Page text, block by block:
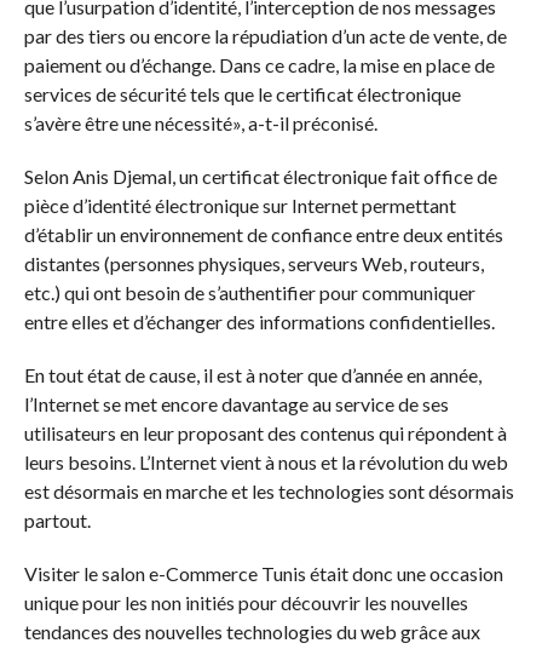
que l’usurpation d’identité, l’interception de nos messages
par des tiers ou encore la répudiation d’un acte de vente, de
paiement ou d’échange. Dans ce cadre, la mise en place de
services de sécurité tels que le certificat électronique
s’avère être une nécessité», a-t-il préconisé.
Selon Anis Djemal, un certificat électronique fait office de
pièce d’identité électronique sur Internet permettant
d’établir un environnement de confiance entre deux entités
distantes (personnes physiques, serveurs Web, routeurs,
etc.) qui ont besoin de s’authentifier pour communiquer
entre elles et d’échanger des informations confidentielles.
En tout état de cause, il est à noter que d’année en année,
l’Internet se met encore davantage au service de ses
utilisateurs en leur proposant des contenus qui répondent à
leurs besoins. L’Internet vient à nous et la révolution du web
est désormais en marche et les technologies sont désormais
partout.
Visiter le salon e-Commerce Tunis était donc une occasion
unique pour les non initiés pour découvrir les nouvelles
tendances des nouvelles technologies du web grâce aux